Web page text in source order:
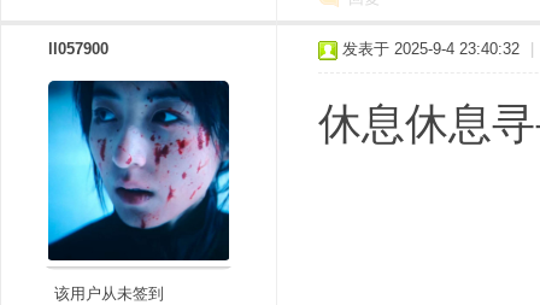
ll057900
该用户从未签到
发表于 2025-9-4 23:40:32
休息休息